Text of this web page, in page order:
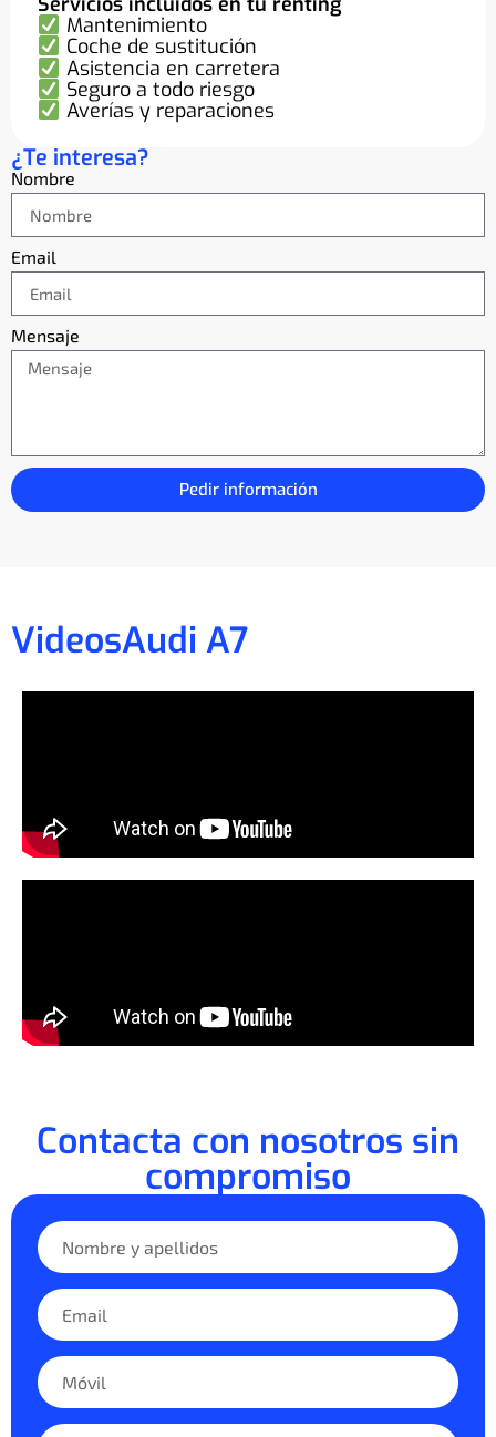
Mantenimiento
Coche de sustitución
Asistencia en carretera
Seguro a todo riesgo
Averías y reparaciones
¿Te interesa?
Nombre
Email
Mensaje
Pedir información
VideosAudi A7
Contacta con nosotros sin
compromiso